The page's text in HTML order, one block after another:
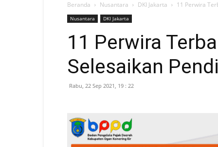
Beranda Nusantara DKI Jakarta 11 Perwira
Nusantara DKI Jakarta
11 Perwira
Selesaikan
Rabu, 22 Sep 2021, 19 : 22